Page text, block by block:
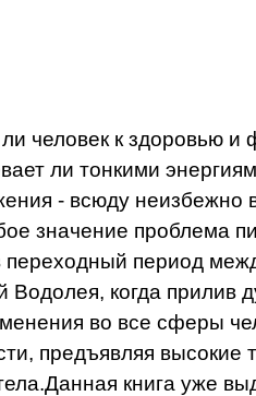
человек к здоровью и
ли тонкими
- всюду неизбежно
значение проблема
переходный период
Водолея, когда прилив
во все сферы
предъявляя высокие
книга уже